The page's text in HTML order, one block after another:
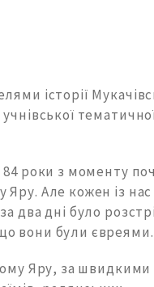
історії
роки з моменту
Яру. Але кожен із
два дні було
вони були євреями.
Яру, за